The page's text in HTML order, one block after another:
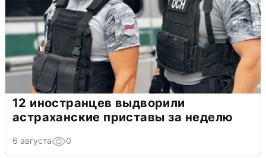
12 иностранцев выдворили
астраханские приставы за неделю
6 августа 0